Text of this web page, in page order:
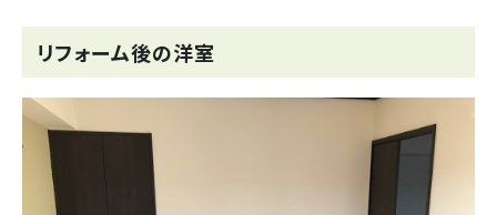
リフォーム後の洋室